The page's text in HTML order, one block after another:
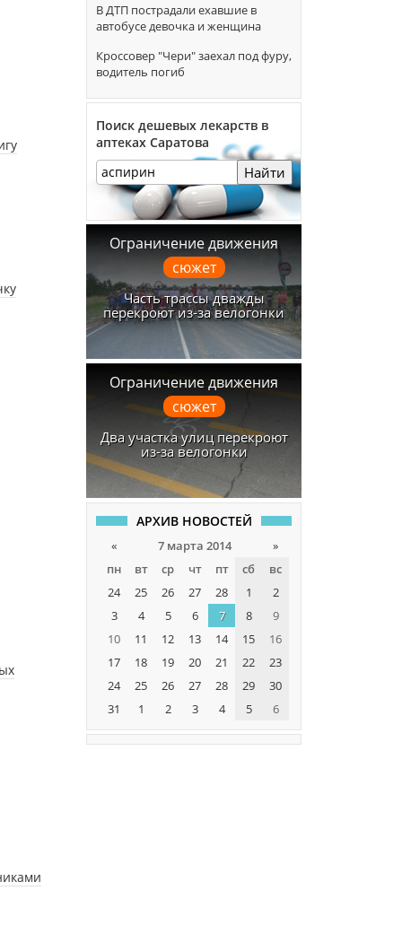
В ДТП пострадали ехавшие в
автобусе девочка и женщина
Кроссовер "Чери" заехал под фуру,
водитель погиб
Поиск дешевых лекарств в
аптеках Саратова
Найти
Ограничение движения
сюжет
Часть трассы дважды
перекроют из-за велогонки
Ограничение движения
сюжет
Два участка улиц перекроют
из-за велогонки
АРХИВ НОВОСТЕЙ
« 7 марта 2014
»
пн
вт ср чт пт сб
вс
24
25 26 27 28 1
2
3
4 5 6 7 8
9
10
11 12 13 14 15
16
17
18 19 20 21 22
23
24
25 26 27 28 29
30
31
1 2 3 4 5 6